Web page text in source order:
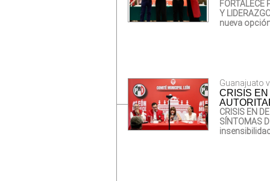
FORTALECE
Y
nueva
Guanajuato
CRISIS
CRISIS EN
SÍNTOMAS